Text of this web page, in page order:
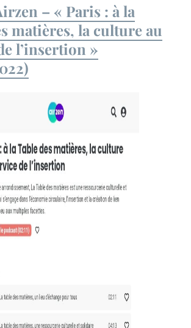
– « Paris : à la
matières, la culture au
l’insertion »